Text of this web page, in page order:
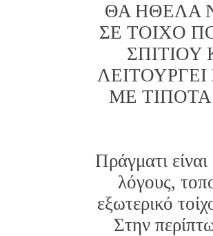
ΘΑ ΗΘΕΛΑ
ΣΕ ΤΟΙΧΟ
ΣΠΙΤΙΟΥ
ΜΕ
Πράγματι
λόγους,
εξωτερικό
Στην